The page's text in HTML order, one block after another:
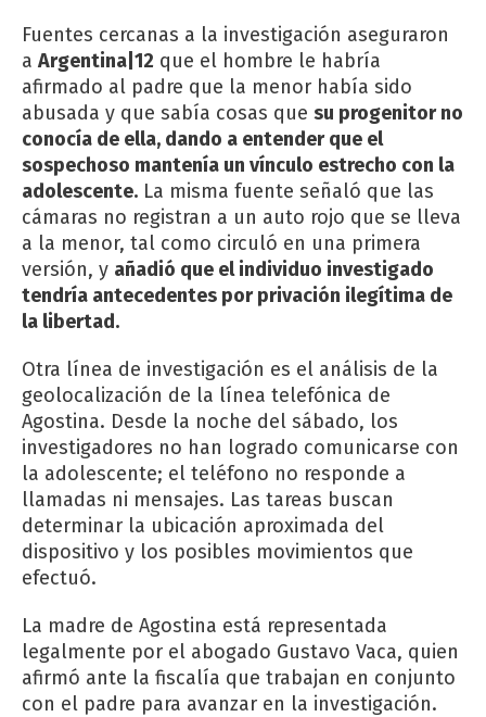
Fuentes cercanas a la investigación aseguraron
a Argentina|12 que el hombre le habría
afirmado al padre que la menor había sido
abusada y que sabía cosas que su progenitor no
conocía de ella, dando a entender que el
sospechoso mantenía un vínculo estrecho con la
adolescente. La misma fuente señaló que las
cámaras no registran a un auto rojo que se lleva
a la menor, tal como circuló en una primera
versión, y añadió que el individuo investigado
tendría antecedentes por privación ilegítima de
la libertad.
Otra línea de investigación es el análisis de la
geolocalización de la línea telefónica de
Agostina. Desde la noche del sábado, los
investigadores no han logrado comunicarse con
la adolescente; el teléfono no responde a
llamadas ni mensajes. Las tareas buscan
determinar la ubicación aproximada del
dispositivo y los posibles movimientos que
efectuó.
La madre de Agostina está representada
legalmente por el abogado Gustavo Vaca, quien
afirmó ante la fiscalía que trabajan en conjunto
con el padre para avanzar en la investigación.